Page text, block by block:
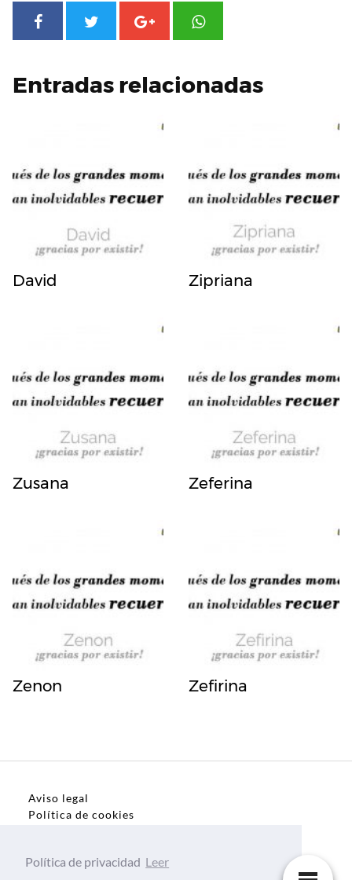
Entradas relacionadas
David Zipriana
Zusana Zeferina
Zenon Zefirina
Aviso legal
Política de cookies
Política de privacidad Leer